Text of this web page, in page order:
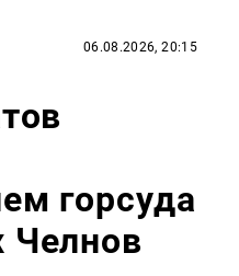
06.08.2026, 20:15
горсуда